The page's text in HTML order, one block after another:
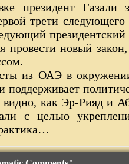
президент Газали
трети
новый
из ОАЭ в
поддерживает
видно, как Эр-Рияд и
с целью